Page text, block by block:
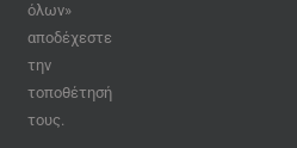
όλων»
αποδέχεστε
την
τοποθέτησή
τους.